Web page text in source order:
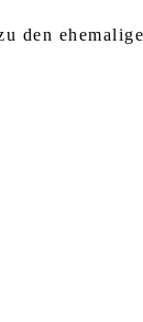
den